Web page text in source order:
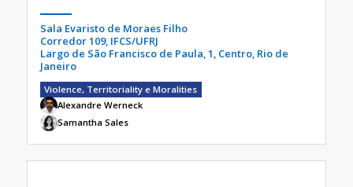
Sala Evaristo de Moraes Filho
Corredor 109, IFCS/UFRJ
Largo de São Francisco de Paula, 1, Centro, Rio de
Janeiro
Violence, Territoriality e Moralities
Alexandre Werneck
Samantha Sales